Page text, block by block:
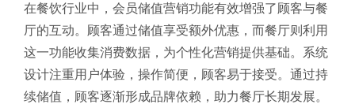
在餐饮行业中，会员储值营销功能有效增强了顾客与餐
厅的互动。顾客通过储值享受额外优惠，而餐厅则利用
这一功能收集消费数据，为个性化营销提供基础。系统
设计注重用户体验，操作简便，顾客易于接受。通过持
续储值，顾客逐渐形成品牌依赖，助力餐厅长期发展。